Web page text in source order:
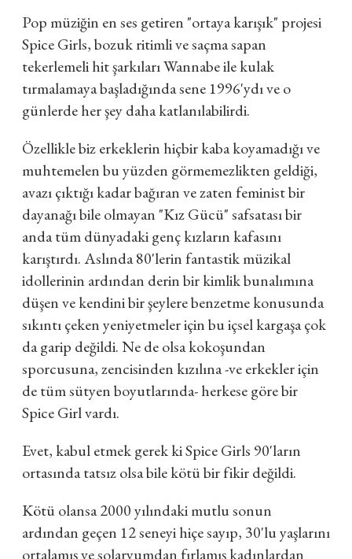
Pop müziğin en ses getiren "ortaya karışık" projesi
Spice Girls, bozuk ritimli ve saçma sapan
tekerlemeli hit şarkıları Wannabe ile kulak
tırmalamaya başladığında sene 1996'ydı ve o
günlerde her şey daha katlanılabilirdi.
Özellikle biz erkeklerin hiçbir kaba koyamadığı ve
muhtemelen bu yüzden görmemezlikten geldiği,
avazı çıktığı kadar bağıran ve zaten feminist bir
dayanağı bile olmayan "Kız Gücü" safsatası bir
anda tüm dünyadaki genç kızların kafasını
karıştırdı. Aslında 80'lerin fantastik müzikal
idollerinin ardından derin bir kimlik bunalımına
düşen ve kendini bir şeylere benzetme konusunda
sıkıntı çeken yeniyetmeler için bu içsel kargaşa çok
da garip değildi. Ne de olsa kokoşundan
sporcusuna, zencisinden kızılına -ve erkekler için
de tüm sütyen boyutlarında- herkese göre bir
Spice Girl vardı.
Evet, kabul etmek gerek ki Spice Girls 90'ların
ortasında tatsız olsa bile kötü bir fikir değildi.
Kötü olansa 2000 yılındaki mutlu sonun
ardından geçen 12 seneyi hiçe sayıp, 30'lu yaşlarını
ortalamış ve solaryumdan fırlamış kadınlardan